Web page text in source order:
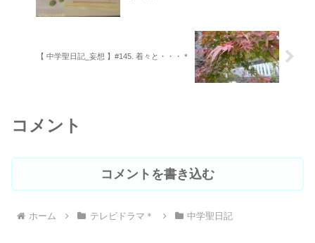
【 中学聖日記_妄想 】#145. 着々と・・・＊
コメント
コメントを書き込む
ホーム テレビドラマ＊ 中学聖日記